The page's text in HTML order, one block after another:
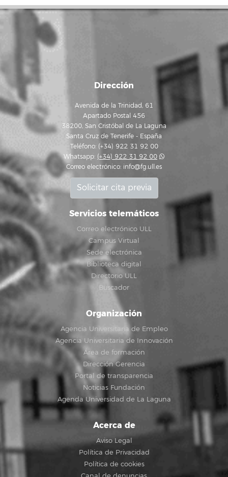
Dirección
Avenida de la Trinidad, 61
Apartado Postal 456
38200, San Cristóbal de La Laguna
Santa Cruz de Tenerife - España
Teléfono: (+34) 922 31 92 00
Whatsapp: (+34) 922 31 92 00
Correo electrónico: info@fg.ull.es
Solicitar cita previa
Servicios telemáticos
Correo electrónico ULL
Campus Virtual
Sede electrónica
Biblioteca digital
Directorio ULL
Buscador
Organización
Agencia Universitaria de Empleo
Agencia Universitaria de Innovación
Área de formación
Dirección Gerencia
Portal de transparencia
Noticias Fundación
Agenda Universidad de La Laguna
Acerca de
Aviso Legal
Política de Privacidad
Política de cookies